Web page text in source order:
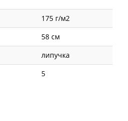
175 г/м2
58 см
липучка
5